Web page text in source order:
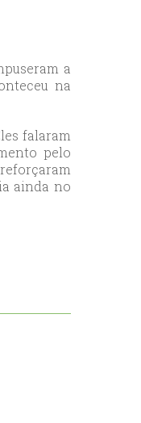
a
na
falaram
pelo
ainda no